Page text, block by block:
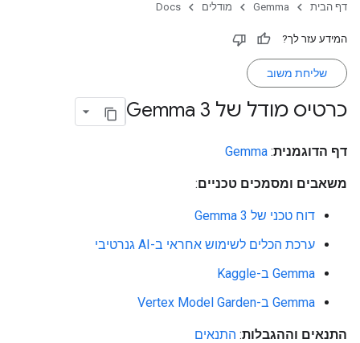
דף הבית Gemma מודלים Docs
המידע עזר לך?
שליחת משוב
כרטיס מודל של Gemma 3
דף הדוגמנית:
Gemma
משאבים ומסמכים טכניים:
דוח טכני של Gemma 3
ערכת הכלים לשימוש אחראי ב-AI גנרטיבי
Gemma ב-Kaggle
Gemma ב-Vertex Model Garden
התנאים וההגבלות: התנאים